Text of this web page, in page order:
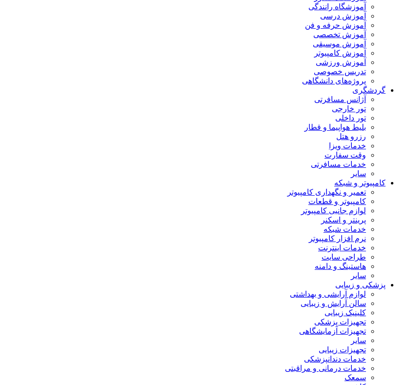
آموزشگاه رانندگی
آموزش درسی
آموزش حرفه و فن
آموزش تخصصی
آموزش موسیقی
آموزش کامپیوتر
آموزش ورزشی
تدریس خصوصی
پروژه‌های دانشگاهی
گردشگری
آژانس مسافرتی
تور خارجی
تور داخلی
بلیط هواپیما و قطار
رزرو هتل
خدمات ویزا
وقت سفارت
خدمات مسافرتی
سایر
کامپیوتر و شبکه
تعمیر و نگهداری کامپیوتر
کامپیوتر و قطعات
لوازم جانبی کامپیوتر
پرینتر و اسکنر
خدمات شبکه
نرم افزار کامپیوتر
خدمات اینترنت
طراحی سایت
هاستینگ و دامنه
سایر
پزشکی و زیبایی
لوازم آرایشی و بهداشتی
سالن آرایش و زیبایی
کلینیک زیبایی
تجهیزات پزشکی
تجهیزات آزمایشگاهی
سایر
تجهیزات زیبایی
خدمات دندانپزشکی
خدمات درمانی و مراقبتی
سمعک